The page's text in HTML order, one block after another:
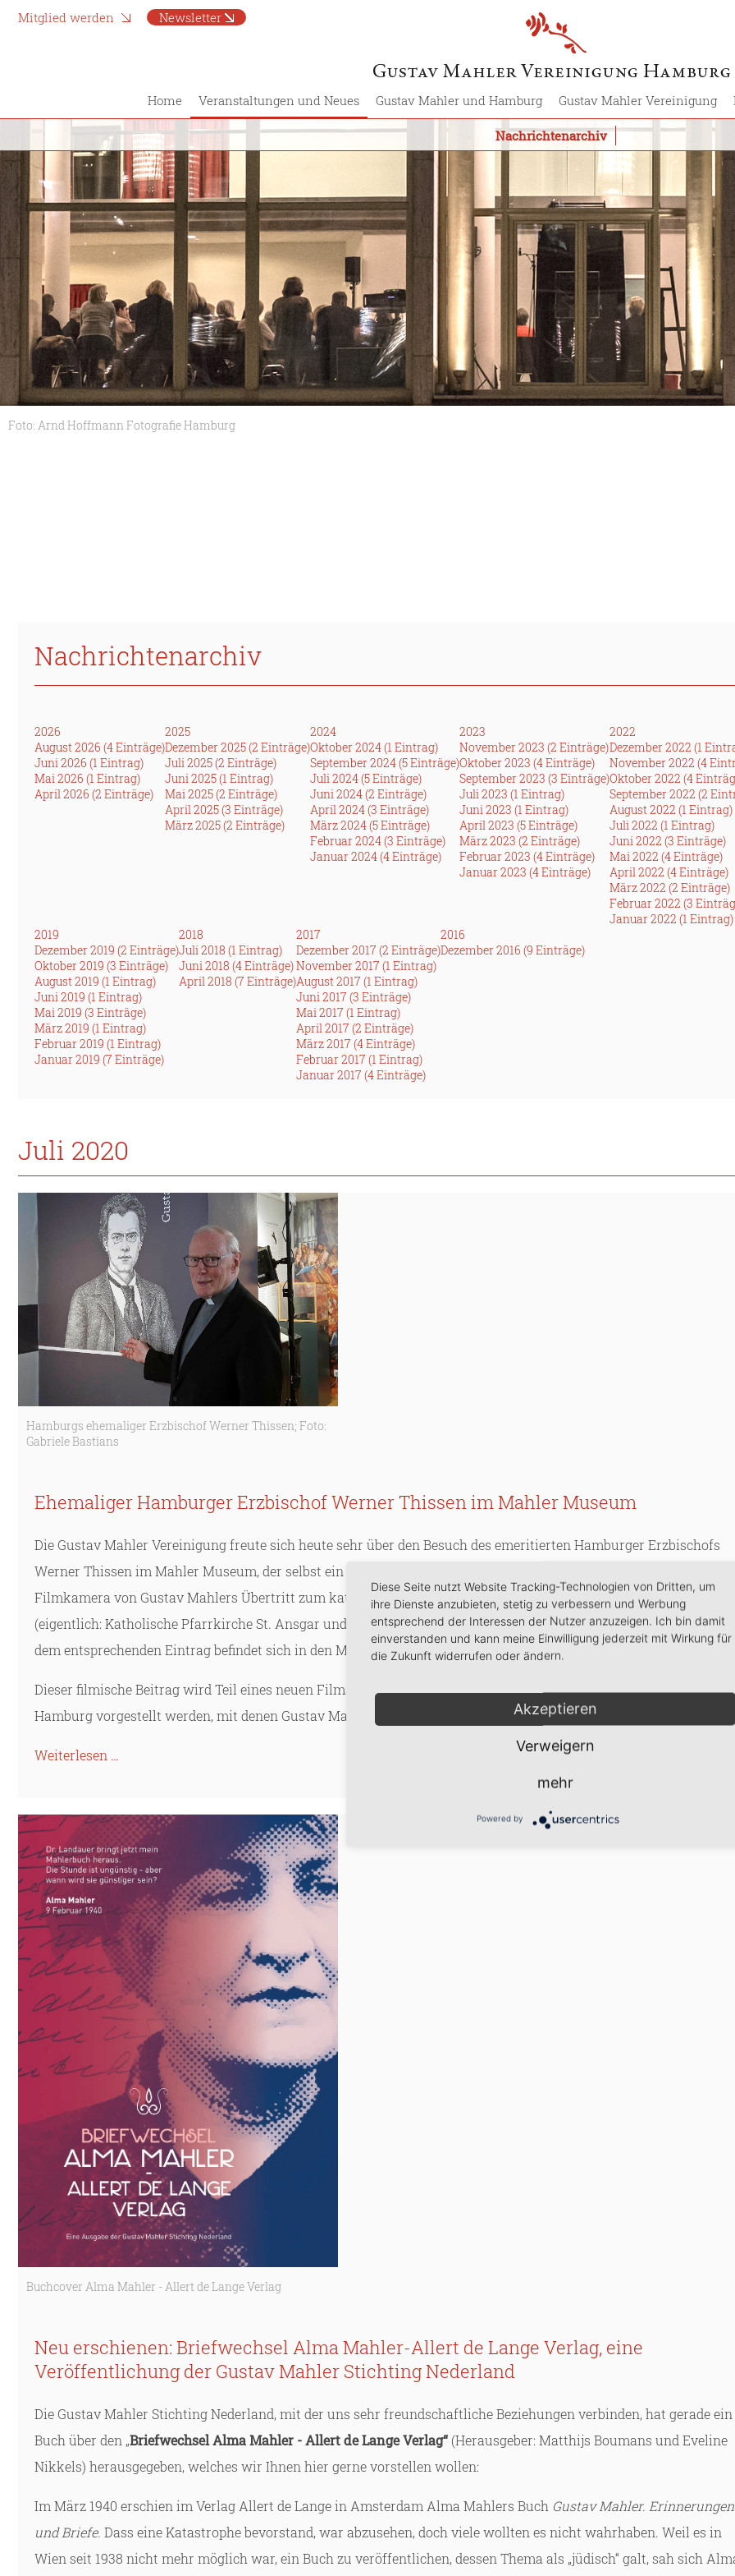
Mitglied werden Newsletter
Home Veranstaltungen und Neues
Nachrichtenarchiv
Gustav Mahler und Hamburg Gustav Mahler Vereinigung
Foto: Arnd Hoffmann Fotografie Hamburg
Nachrichtenarchiv
2026
August 2026 (4 Einträge)
Juni 2026 (1 Eintrag)
Mai 2026 (1 Eintrag)
April 2026 (2 Einträge)
2025
Dezember 2025 (2 Einträge)
Juli 2025 (2 Einträge)
Juni 2025 (1 Eintrag)
Mai 2025 (2 Einträge)
April 2025 (3 Einträge)
März 2025 (2 Einträge)
2024
Oktober 2024 (1 Eintrag)
September 2024 (5 Einträge)
Juli 2024 (5 Einträge)
Juni 2024 (2 Einträge)
April 2024 (3 Einträge)
März 2024 (5 Einträge)
Februar 2024 (3 Einträge)
Januar 2024 (4 Einträge)
2023
November 2023 (2 Einträge)
Oktober 2023 (4 Einträge)
September 2023 (3 Einträge)
Juli 2023 (1 Eintrag)
Juni 2023 (1 Eintrag)
April 2023 (5 Einträge)
März 2023 (2 Einträge)
Februar 2023 (4 Einträge)
Januar 2023 (4 Einträge)
2022
Dezember 2022 (1
November 2022 (4
Oktober 2022 (4
September 2022 (2
August 2022 (1 Eintrag)
Juli 2022 (1 Eintrag)
Juni 2022 (3 Einträge)
Mai 2022 (4 Einträge)
April 2022 (4 Einträge)
März 2022 (2 Einträge)
Februar 2022 (3
Januar 2022 (1 Eintrag)
2019
Dezember 2019 (2 Einträge)
Oktober 2019 (3 Einträge)
August 2019 (1 Eintrag)
Juni 2019 (1 Eintrag)
Mai 2019 (3 Einträge)
März 2019 (1 Eintrag)
Februar 2019 (1 Eintrag)
Januar 2019 (7 Einträge)
2018
Juli 2018 (1 Eintrag)
Juni 2018 (4 Einträge)
April 2018 (7 Einträge)
2017
Dezember 2017 (2 Einträge)
November 2017 (1 Eintrag)
August 2017 (1 Eintrag)
Juni 2017 (3 Einträge)
Mai 2017 (1 Eintrag)
April 2017 (2 Einträge)
März 2017 (4 Einträge)
Februar 2017 (1 Eintrag)
Januar 2017 (4 Einträge)
2016
Dezember 2016 (9 Einträge)
Juli 2020
Hamburgs ehemaliger Erzbischof Werner Thissen; Foto:
Gabriele Bastians
Ehemaliger Hamburger Erzbischof Werner Thissen im Mahler Museum
Die Gustav Mahler Vereinigung freute sich heute sehr über den Besuch des emeritierten Hamburger Erzbischofs
Werner Thissen im Mahler Museum, der selbst ein großer Bewunderer Mahlers ist . Er erzählte vor laufender
Filmkamera von Gustav Mahlers Übertritt zum katholischen Glauben und seiner Taufe im „kleinen Michel“
(eigentlich: Katholische Pfarrkirche St. Ansgar und St. Bernhard) am 23. Februar 1897. Das Original - Taufbuch mit
dem entsprechenden Eintrag befindet sich in den Museumsräumen.
Dieser filmische Beitrag wird Teil eines neuen Films der Gustav Mahler Vereinigung, in dem zahlreiche Orte in
Hamburg vorgestellt werden, mit denen Gustav Mahler besonders verbunden war. In Kürze mehr darüber.....
Weiterlesen …
Buchcover Alma Mahler - Allert de Lange Verlag
Neu erschienen: Briefwechsel Alma Mahler-Allert de Lange Verlag, eine
Veröffentlichung der Gustav Mahler Stichting Nederland
Die Gustav Mahler Stichting Nederland, mit der uns sehr freundschaftliche Beziehungen verbinden, hat gerade ein
Buch über den „Briefwechsel Alma Mahler - Allert de Lange Verlag“(Herausgeber: Matthijs Boumans und Eveline
Nikkels) herausgegeben, welches wir Ihnen hier gerne vorstellen wollen:
Im März 1940 erschien im Verlag Allert de Lange in Amsterdam Alma Mahlers Buch Gustav Mahler. Erinnerungen
und Briefe. Dass eine Katastrophe bevorstand, war abzusehen, doch viele wollten es nicht wahrhaben. Weil es in
Wien seit 1938 nicht mehr möglich war, ein Buch zu veröffentlichen, dessen Thema als „jüdisch“ galt, sah sich
Diese Seite nutzt Website Tracking-Technologien von Dritten, um
ihre Dienste anzubieten, stetig zu verbessern und Werbung
entsprechend der Interessen der Nutzer anzuzeigen. Ich bin damit
einverstanden und kann meine Einwilligung jederzeit mit Wirkung für
die Zukunft widerrufen oder ändern.
Akzeptieren
Verweigern
mehr
Powered by